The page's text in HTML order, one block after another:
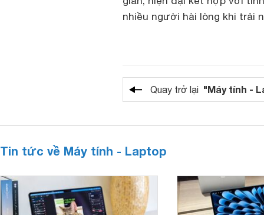
nhiều người hài lòng khi trải
Quay trở lại "Máy tính -
Tin tức về Máy tính - Laptop